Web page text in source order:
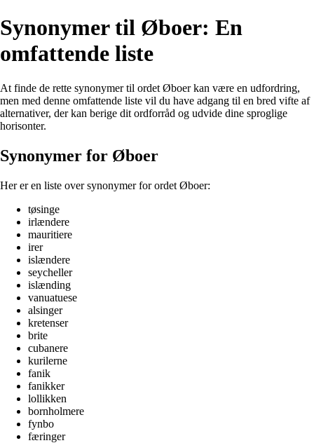
Synonymer til Øboer: En
omfattende liste
At finde de rette synonymer til ordet Øboer kan være en udfordring,
men med denne omfattende liste vil du have adgang til en bred vifte af
alternativer, der kan berige dit ordforråd og udvide dine sproglige
horisonter.
Synonymer for Øboer
Her er en liste over synonymer for ordet Øboer:
tøsinge
irlændere
mauritiere
irer
islændere
seycheller
islænding
vanuatuese
alsinger
kretenser
brite
cubanere
kurilerne
fanik
fanikker
lollikken
bornholmere
fynbo
færinger